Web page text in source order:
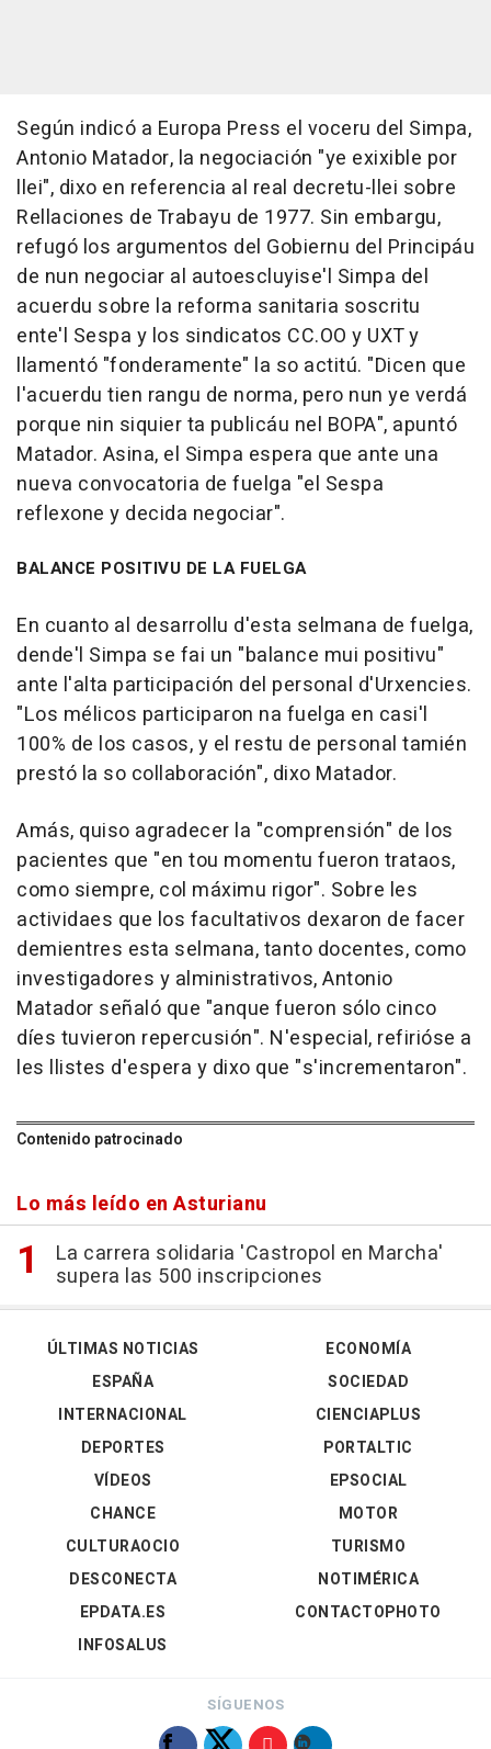
Según indicó a Europa Press el voceru del Simpa,
Antonio Matador, la negociación "ye exixible por
llei", dixo en referencia al real decretu-llei sobre
Rellaciones de Trabayu de 1977. Sin embargu,
refugó los argumentos del Gobiernu del Principáu
de nun negociar al autoescluyise'l Simpa del
acuerdu sobre la reforma sanitaria soscritu
ente'l Sespa y los sindicatos CC.OO y UXT y
llamentó "fonderamente" la so actitú. "Dicen que
l'acuerdu tien rangu de norma, pero nun ye verdá
porque nin siquier ta publicáu nel BOPA", apuntó
Matador. Asina, el Simpa espera que ante una
nueva convocatoria de fuelga "el Sespa
reflexone y decida negociar".
BALANCE POSITIVU DE LA FUELGA
En cuanto al desarrollu d'esta selmana de fuelga,
dende'l Simpa se fai un "balance mui positivu"
ante l'alta participación del personal d'Urxencies.
"Los mélicos participaron na fuelga en casi'l
100% de los casos, y el restu de personal tamién
prestó la so collaboración", dixo Matador.
Amás, quiso agradecer la "comprensión" de los
pacientes que "en tou momentu fueron trataos,
como siempre, col máximu rigor". Sobre les
actividaes que los facultativos dexaron de facer
demientres esta selmana, tanto docentes, como
investigadores y alministrativos, Antonio
Matador señaló que "anque fueron sólo cinco
díes tuvieron repercusión". N'especial, refirióse a
les llistes d'espera y dixo que "s'incrementaron".
Contenido patrocinado
Lo más leído en Asturianu
La carrera solidaria 'Castropol en Marcha'
supera las 500 inscripciones
ÚLTIMAS NOTICIAS
ESPAÑA
INTERNACIONAL
DEPORTES
VÍDEOS
ECONOMÍA
SOCIEDAD
CIENCIAPLUS
PORTALTIC
EPSOCIAL
CHANCE
CULTURAOCIO
DESCONECTA
EPDATA.ES
INFOSALUS
MOTOR
TURISMO
NOTIMÉRICA
CONTACTOPHOTO
SÍGUENOS